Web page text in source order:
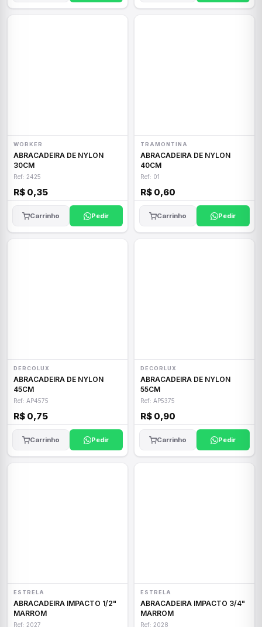
WORKER
ABRACADEIRA DE NYLON
30CM
Ref: 2425
R$ 0,35
Carrinho Pedir
TRAMONTINA
ABRACADEIRA DE NYLON
40CM
Ref: 01
R$ 0,60
Carrinho Pedir
DERCOLUX
ABRACADEIRA DE NYLON
45CM
Ref: AP4575
R$ 0,75
Carrinho Pedir
DECORLUX
ABRACADEIRA DE NYLON
55CM
Ref: AP5375
R$ 0,90
Carrinho Pedir
ESTRELA
ABRACADEIRA IMPACTO 1/2"
MARROM
Ref: 2027
ESTRELA
ABRACADEIRA IMPACTO 3/4"
MARROM
Ref: 2028